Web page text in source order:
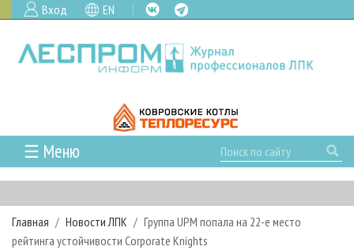
Вход EN
☰ Меню
ГЛАВНАЯ
РУБРИКИ И ТЕМЫ
РУБРИКИ ЖУРНАЛА
НОВОСТИ
Главная Новости ЛПК
Группа UPM попала на 22-е место
рейтинга устойчивости Corporate Knights